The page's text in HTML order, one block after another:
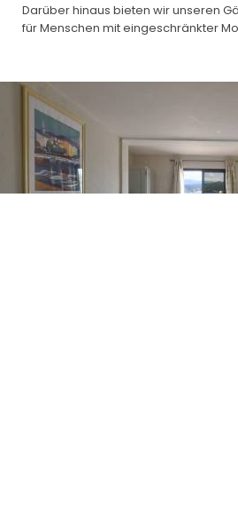
Darüber hinaus bieten wir unseren
für Menschen mit eingeschränkter